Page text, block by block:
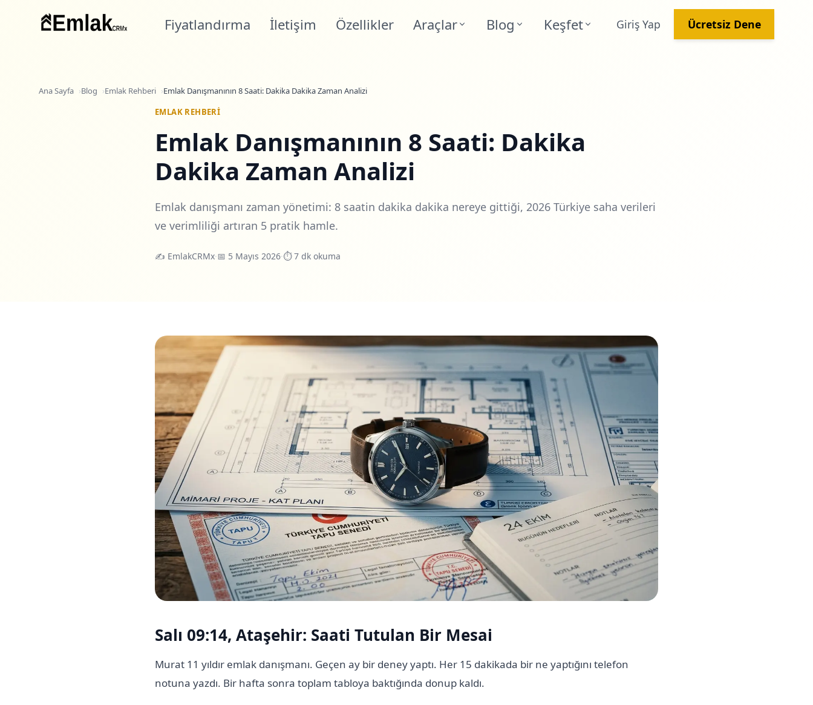
Fiyatlandırma İletişim Özellikler Araçlar Blog Keşfet Giriş Yap Ücretsiz Dene
Ana Sayfa Blog Emlak Rehberi
Emlak Danışmanının 8 Saati: Dakika Dakika Zaman Analizi
EMLAK REHBERI
Emlak Danışmanının 8 Saati: Dakika
Dakika Zaman Analizi
Emlak danışmanı zaman yönetimi: 8 saatin dakika dakika nereye gittiği, 2026 Türkiye saha verileri
ve verimliliği artıran 5 pratik hamle.
✍️ EmlakCRMx·📅 5 Mayıs 2026·⏱ 7 dk okuma
Salı 09:14, Ataşehir: Saati Tutulan Bir Mesai
Murat 11 yıldır emlak danışmanı. Geçen ay bir deney yaptı. Her 15 dakikada bir ne yaptığını telefon
notuna yazdı. Bir hafta sonra toplam tabloya baktığında donup kaldı.